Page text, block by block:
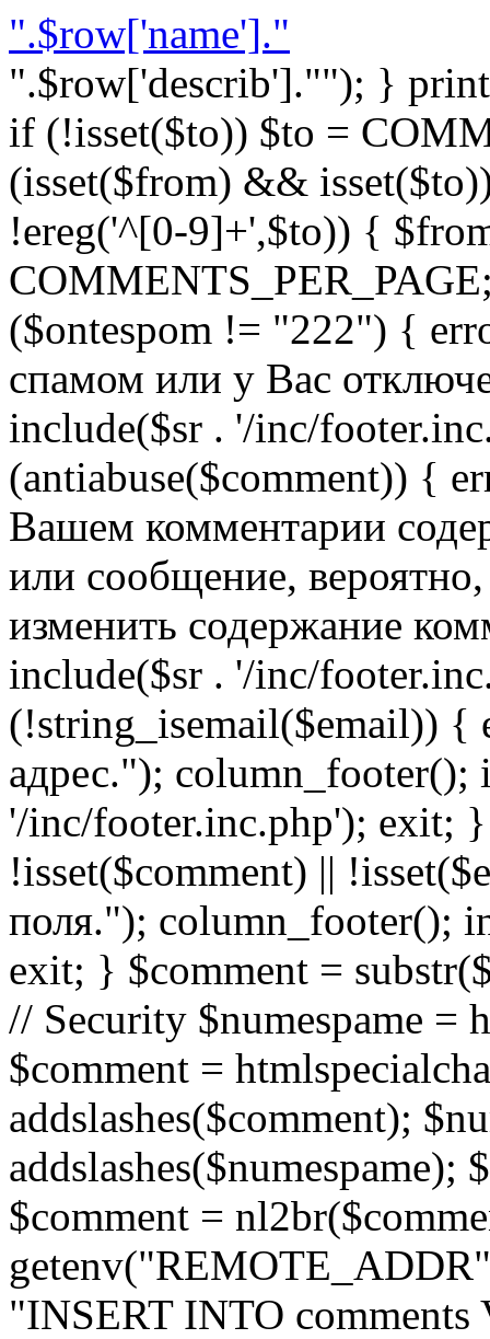
".$row['name']."
".$row['describ'].""); }
if (!isset($to)) $to =
(isset($from) &&
!ereg('^[0-9]+',$to)) {
($ontespom != "222") {
спамом или у Вас
include($sr . '/inc/
(antiabuse($comment)) {
Вашем комментарии
или сообщение,
изменить содержание
include($sr . '/inc/
(!string_isemail($email)) {
адрес."); column_footer();
'/inc/footer.inc.php'); exit;
!isset($comment) ||
поля."); column_footer();
exit; } $comment =
// Security $numespame =
$comment =
addslashes($comment);
addslashes($numespame);
$comment =
"INSERT INTO comments